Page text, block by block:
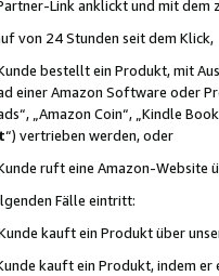
Link anklickt und mit
von 24 Stunden seit dem Klick,
bestellt ein Produkt, mit
einer Amazon Software oder
„Amazon Coin“, „Kindle
“) vertrieben werden, oder
ruft eine Amazon-Website
Fälle eintritt:
kauft ein Produkt über
kauft ein Produkt, indem er